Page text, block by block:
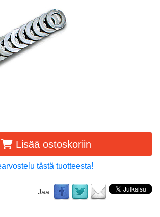
Lisää ostoskoriin
tästä tuotteesta!
Jaa